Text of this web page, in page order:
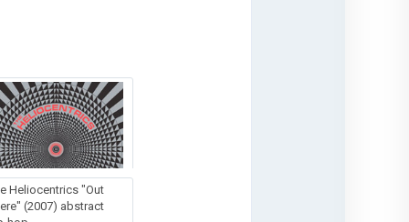
Heliocentrics "Out
(2007) abstract